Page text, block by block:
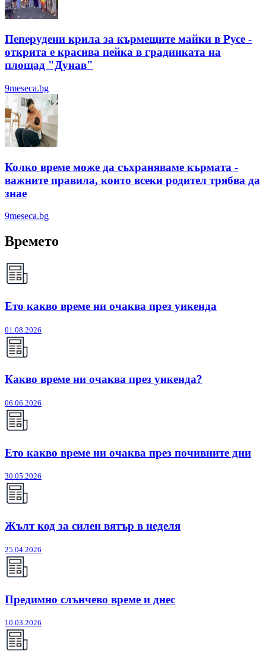
Пеперудени крила за кърмещите майки в Русе -
открита е красива пейка в градинката на
площад "Дунав"
9meseca.bg
Колко време може да съхраняваме кърмата -
важните правила, които всеки родител трябва да
знае
9meseca.bg
Времето
Ето какво време ни очаква през уикенда
01.08.2026
Какво време ни очаква през уикенда?
06.06.2026
Ето какво време ни очаква през почивните дни
30.05.2026
Жълт код за силен вятър в неделя
25.04.2026
Предимно слънчево време и днес
10.03.2026